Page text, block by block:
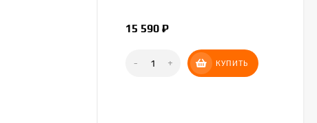
15 590 ₽
- + КУПИТЬ